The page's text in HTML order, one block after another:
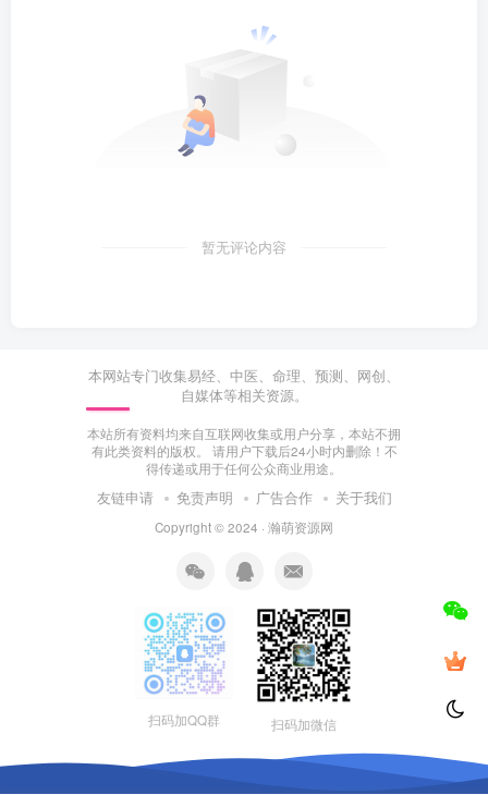
暂无评论内容
本网站专门收集易经、中医、命理、预测、网创、
自媒体等相关资源。
本站所有资料均来自互联网收集或用户分享，本站不拥
有此类资料的版权。 请用户下载后24小时内删除！不
得传递或用于任何公众商业用途。
友链申请 免责声明 广告合作 关于我们
Copyright © 2024 · 瀚萌资源网
扫码加QQ群 扫码加微信